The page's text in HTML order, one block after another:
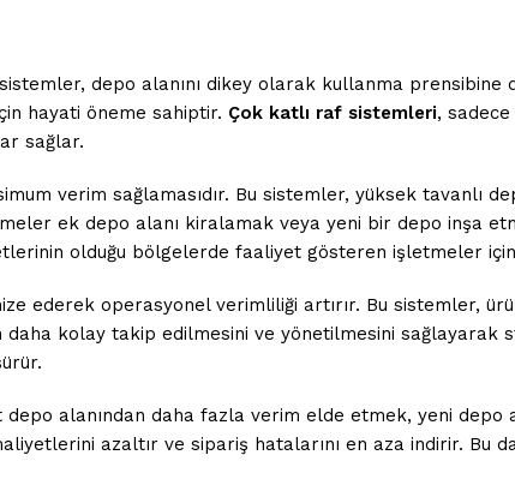
depo alanını dikey olarak kullanma prensibine
hayati öneme sahiptir. Çok katlı raf sistemleri,
sağlar.
verim sağlamasıdır. Bu sistemler, yüksek tavanlı
ek depo alanı kiralamak veya yeni bir depo inşa
olduğu bölgelerde faaliyet gösteren işletmeler
ederek operasyonel verimliliği artırır. Bu sistemler,
kolay takip edilmesini ve yönetilmesini sağlayarak
alanından daha fazla verim elde etmek, yeni depo
azaltır ve sipariş hatalarını en aza indirir. Bu